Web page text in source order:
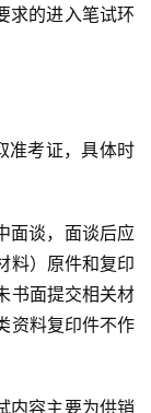
求的进入笔试环
准考证，具体时
面谈，面谈后应
料）原件和复印
书面提交相关材
资料复印件不作
内容主要为供销